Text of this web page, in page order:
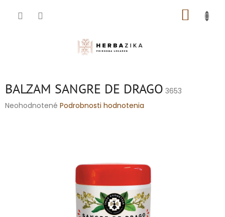
BALZAM SANGRE DE DRAGO 3653
Priemerné
Neohodnotené Podrobnosti hodnotenia